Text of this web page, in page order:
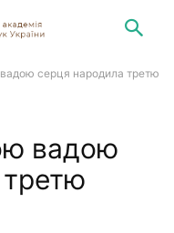
серця народила третю
вадою